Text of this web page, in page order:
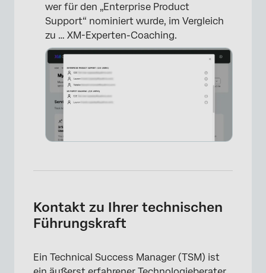
×
wer für den „Enterprise Product
Support“ nominiert wurde, im Vergleich
zu … XM-Experten-Coaching.
Kontakt zu Ihrer technischen
Führungskraft
Ein Technical Success Manager (TSM) ist